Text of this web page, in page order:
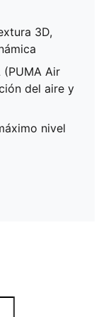
3D,
(PUMA Air
del aire y
nivel